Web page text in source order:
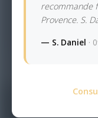
recommande
Provence. S.
— S. Daniel ·